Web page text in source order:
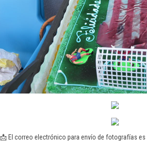
📩 El correo electrónico para envío de fotografías es